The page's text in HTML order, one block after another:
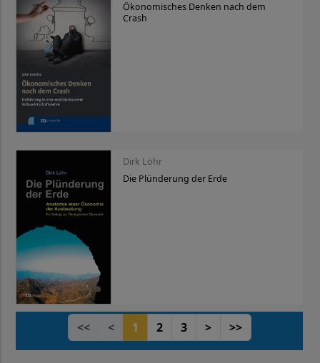
Ökonomisches Denken nach dem
Crash
Dirk Löhr
Die Plünderung der Erde
<< < 1 2 3 > >>